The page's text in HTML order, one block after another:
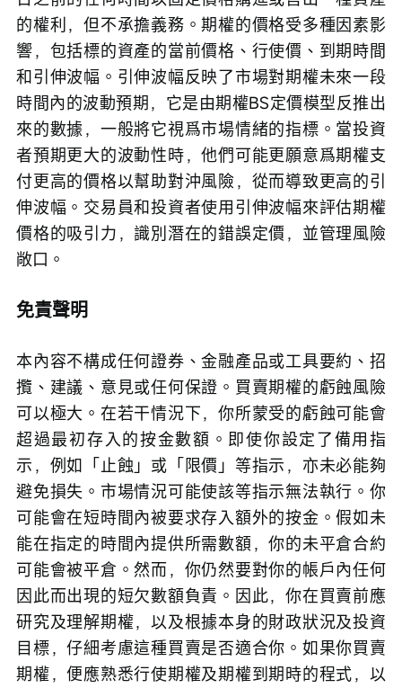
的權利，但不承擔義務。期權的價格受多種因素影
響，包括標的資產的當前價格、行使價、到期時間
和引伸波幅。引伸波幅反映了市場對期權未來一段
時間內的波動預期，它是由期權BS定價模型反推出
來的數據，一般將它視爲市場情緒的指標。當投資
者預期更大的波動性時，他們可能更願意爲期權支
付更高的價格以幫助對沖風險，從而導致更高的引
伸波幅。交易員和投資者使用引伸波幅來評估期權
價格的吸引力，識別潛在的錯誤定價，並管理風險
敞口。
免責聲明
本內容不構成任何證券、金融產品或工具要約、招
攬、建議、意見或任何保證。買賣期權的虧蝕風險
可以極大。在若干情況下，你所蒙受的虧蝕可能會
超過最初存入的按金數額。即使你設定了備用指
示，例如「止蝕」或「限價」等指示，亦未必能夠
避免損失。市場情況可能使該等指示無法執行。你
可能會在短時間內被要求存入額外的按金。假如未
能在指定的時間內提供所需數額，你的未平倉合約
可能會被平倉。然而，你仍然要對你的帳戶內任何
因此而出現的短欠數額負責。因此，你在買賣前應
研究及理解期權，以及根據本身的財政狀況及投資
目標，仔細考慮這種買賣是否適合你。如果你買賣
期權，便應熟悉行使期權及期權到期時的程式，以